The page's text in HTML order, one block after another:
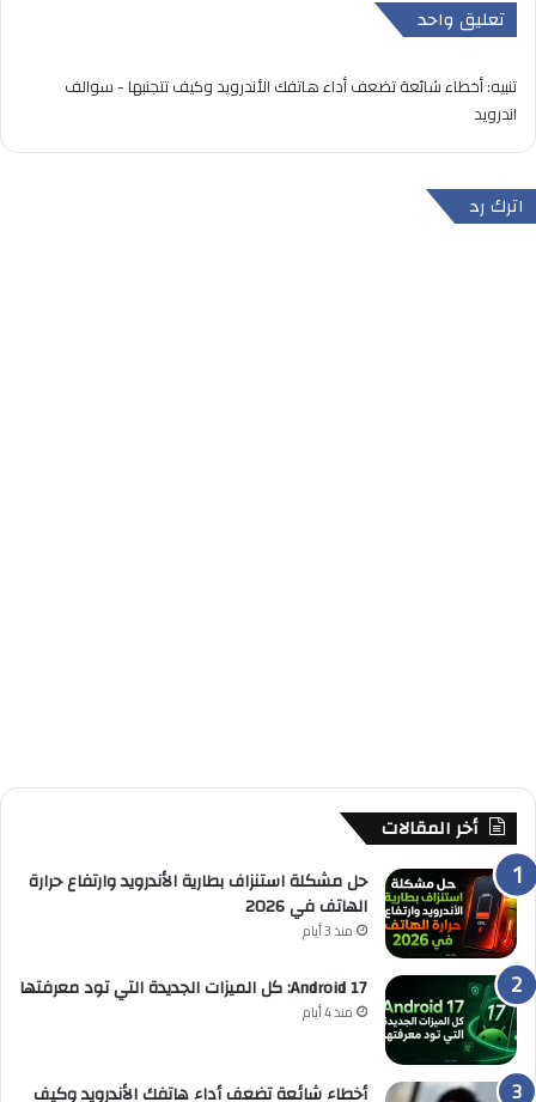
تعليق واحد
تنبيه:أخطاء شائعة تضعف أداء هاتفك الأندرويد وكيف تتجنبها - سوالف
اندرويد
اترك رد
أخر المقالات
حل مشكلة استنزاف بطارية الأندرويد وارتفاع حرارة
الهاتف في 2026
منذ 3 أيام
Android 17: كل الميزات الجديدة التي تود معرفتها
منذ 4 أيام
أخطاء شائعة تضعف أداء هاتفك الأندرويد وكيف